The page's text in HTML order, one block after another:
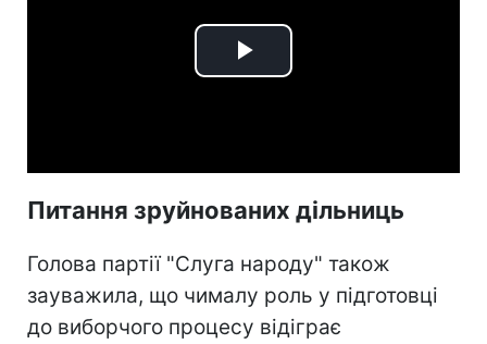
Play
Питання зруйнованих дільниць
Голова партії "Слуга народу" також
зауважила, що чималу роль у підготовці
до виборчого процесу відіграє